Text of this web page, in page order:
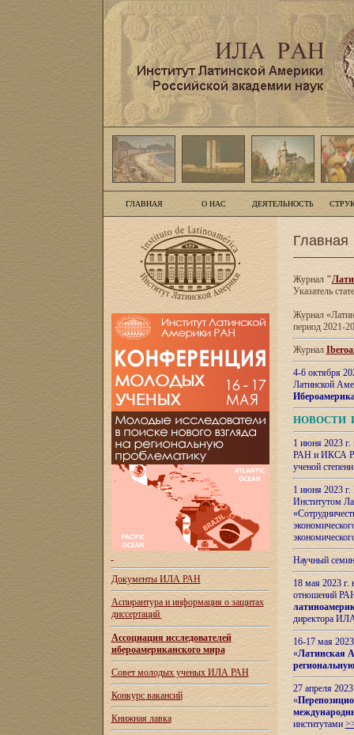
ГЛАВНАЯ О НАС ДЕЯТЕЛЬНОСТЬ
Документы ИЛА РАН
Аспирантура и информация о защитах
диссертаций
Ассоциация исследователей
ибероамериканского мира
Совет молодых ученых ИЛА РАН
Конкурс вакансий
Книжная лавка
Главная
Журнал"
Указатель
Журнал
период 2021-
Журнал
4-6 октября
Латинской
НОВОСТИ
1 июня 2023
РАН и ИКСА
ученой
1 июня 2023
Институтом
Научный
18 мая 2023
отношений
директора
16-17 мая
«Латинская
27 апреля
«
институтами